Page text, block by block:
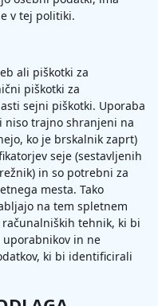
v tej politiki.
ali piškotki za
piškotki za
sejni piškotki. Uporaba
niso trajno shranjeni na
ko je brskalnik zaprt)
seje (sestavljenih
in so potrebni za
mesta. Tako
na tem spletnem
tehnik, ki bi
uporabnikov in ne
ki bi identificirali